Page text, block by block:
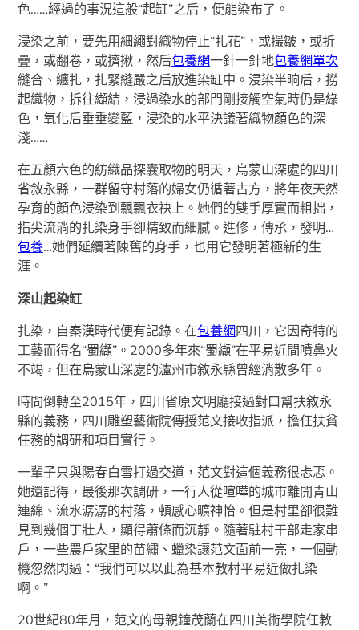
色……經過的事況這般“起缸”之后，便能染布了。
浸染之前，要先用細繩對織物停止“扎花”，或撮皺，或折
疊，或翻卷，或擠揪，然后包養網一針一針地包養網單次
縫合、纏扎，扎緊縫嚴之后放進染缸中。浸染半晌后，撈
起織物，拆往纈結，浸過染水的部門剛接觸空氣時仍是綠
色，氧化后垂垂變藍，浸染的水平決議著織物顏色的深
淺……
在五顏六色的紡織品探囊取物的明天，烏蒙山深處的四川
省敘永縣，一群留守村落的婦女仍循著古方，將年夜天然
孕育的顏色浸染到飄飄衣袂上。她們的雙手厚實而粗拙，
指尖流淌的扎染身手卻精致而細膩。進修，傳承，發明…
包養…她們延續著陳舊的身手，也用它發明著極新的生
涯。
深山起染缸
扎染，自秦漢時代便有記錄。在包養網四川，它因奇特的
工藝而得名“蜀纈”。2000多年來“蜀纈”在平易近間噴鼻火
不竭，但在烏蒙山深處的瀘州市敘永縣曾經消散多年。
時間倒轉至2015年，四川省原文明廳接過對口幫扶敘永
縣的義務，四川雕塑藝術院傳授范文接收指派，擔任扶貧
任務的調研和項目實行。
一輩子只與陽春白雪打過交道，范文對這個義務很忐忑。
她還記得，最後那次調研，一行人從喧嘩的城市離開青山
連綿、流水潺潺的村落，頓感心曠神怡。但是村里卻很難
見到幾個丁壯人，顯得蕭條而沉靜。隨著駐村干部走家串
戶，一些農戶家里的苗繡、蠟染讓范文面前一亮，一個動
機忽然閃過：“我們可以以此為基本教村平易近做扎染
啊。”
20世紀80年月，范文的母親鐘茂蘭在四川美術學院任教